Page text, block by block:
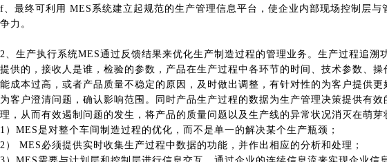
f、最终可利用 MES系统建立起规范的生产管理信息平台，使企业内部现场控制层
争力。
2、生产执行系统MES通过反馈结果来优化生产制造过程的管理业务。生产过程追溯
提供的，接收人是谁，检验的参数，产品在生产过程中各环节的时间、技术参数、
能成本过高，或者产品质量不稳定的原因，及时做出调整，有针对性的为客户提供
为客户澄清问题，确认影响范围。同时产品生产过程的数据为生产管理决策提供有
理，从而有效遏制问题的发生，将产品的质量问题以及生产线的异常状况消灭在萌芽
1）MES是对整个车间制造过程的优化，而不是单一的解决某个生产瓶颈；
2） MES必须提供实时收集生产过程中数据的功能，并作出相应的分析和处理；